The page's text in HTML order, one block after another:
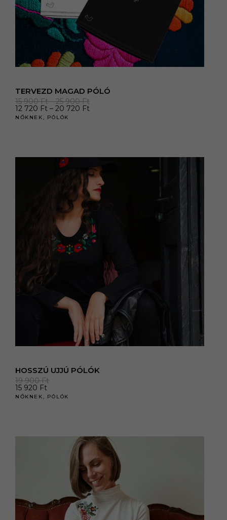
TERVEZD MAGAD PÓLÓ
15 900Ft – 25 900FtÁrtartomány:
12 720 Ft – 20 720 Ft
NŐKNEK, PÓLÓK
HOSSZÚ UJJÚ PÓLÓK
19 900Ft
15 920 Ft
NŐKNEK, PÓLÓK